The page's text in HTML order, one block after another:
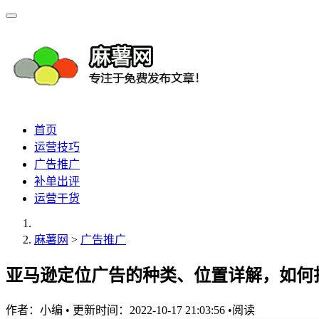
首页
运营技巧
广告推广
补单出评
运营干货
麻薯网 > 广告推广
亚马逊定位广告的种类、位置详解，如何
作者： 小编 • 更新时间：2022-10-17 21:03:56 •阅读